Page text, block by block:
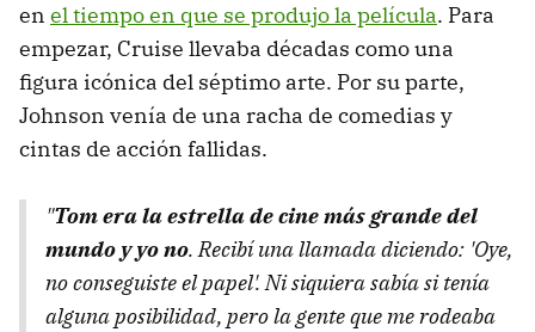
en el tiempo en que se produjo la película. Para
empezar, Cruise llevaba décadas como una
figura icónica del séptimo arte. Por su parte,
Johnson venía de una racha de comedias y
cintas de acción fallidas.
"Tom era la estrella de cine más grande del
mundo y yo no. Recibí una llamada diciendo: 'Oye,
no conseguiste el papel'. Ni siquiera sabía si tenía
alguna posibilidad, pero la gente que me rodeaba